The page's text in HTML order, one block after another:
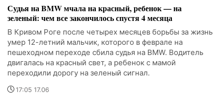
Судья на BMW мчала на красный, ребенок — на
зеленый: чем все закончилось спустя 4 месяца
В Кривом Роге после четырех месяцев борьбы за жизнь
умер 12-летний мальчик, которого в феврале на
пешеходном переходе сбила судья на BMW. Водитель
двигалась на красный свет, а ребенок с мамой
переходили дорогу на зеленый сигнал.
17:05 17.06